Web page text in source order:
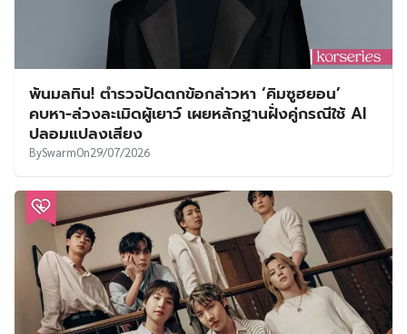
พ้นมลทิน! ตำรวจปัดตกข้อกล่าวหา ‘คิมซูฮยอน’
คบหา-ล่วงละเมิดผู้เยาว์ เผยหลักฐานฝั่งคู่กรณีใช้ AI
ปลอมแปลงเสียง
BySwarmOn29/07/2026